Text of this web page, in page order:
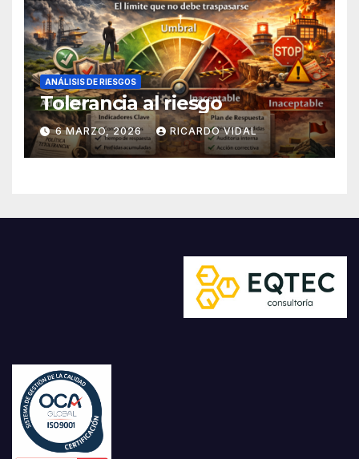
ANÁLISIS DE RIESGOS
Tolerancia al riesgo
6 MARZO, 2026 RICARDO VIDAL